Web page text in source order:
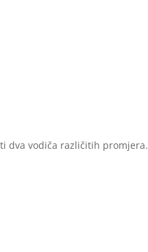
dva vodiča različitih promjera.